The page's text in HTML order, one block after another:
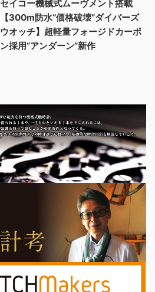
セイコー機械式ムーヴメント搭載
【300m防水“価格破壊”ダイバーズ
ウオッチ】超軽量フォージドカーボ
ン採用“アンダーン”新作